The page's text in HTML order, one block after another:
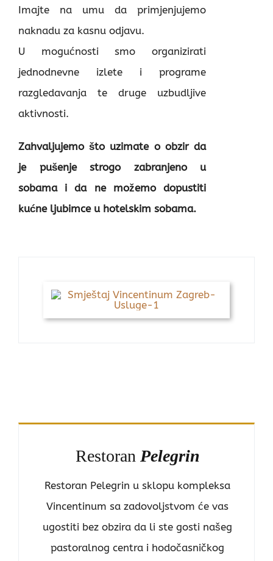
Imajte na umu da primjenjujemo
naknadu za kasnu odjavu.
U mogućnosti smo organizirati
jednodnevne izlete i programe
razgledavanja te druge uzbudljive
aktivnosti.
Zahvaljujemo što uzimate o obzir da
je pušenje strogo zabranjeno u
sobama i da ne možemo dopustiti
kućne ljubimce u hotelskim sobama.
Restoran Pelegrin
Restoran Pelegrin u sklopu kompleksa
Vincentinum sa zadovoljstvom će vas
ugostiti bez obzira da li ste gosti našeg
pastoralnog centra i hodočasničkog